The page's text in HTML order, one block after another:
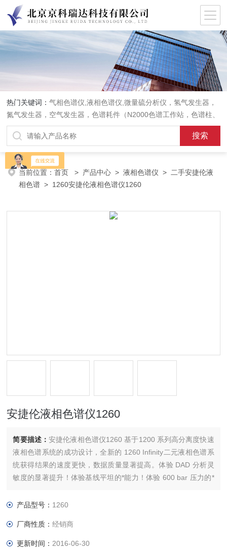
热门关键词：气相色谱仪,液相色谱仪,微量硫分析仪，氢气发生器，
氮气发生器，空气发生器，色谱耗件（N2000色谱工作站，色谱柱、
阀件、进样器、色谱担体），顶空进样器，热解析仪，紫外分光光度
计，原子吸收分光光度计，傅立叶红外光谱仪，分析天平等常规实验
室产品。
当前位置：首页 > 产品中心 >液相色谱仪 > 二手安捷伦液
相色谱 > 1260安捷伦液相色谱仪1260
安捷伦液相色谱仪1260
简要描述：安捷伦液相色谱仪1260 基于1200 系列高分离度快速
液相色谱系统的成功设计，全新的 1260 Infinity二元液相色谱系
统获得结果的速度更快，数据质量显著提高。体验 DAD 分析灵
敏度的显著提升！体验基线平坦的*能力！体验 600 bar 压力的*
的 HPLC 和 RRLC 方法。
产品型号： 1260
厂商性质：经销商
更新时间： 2016-06-30